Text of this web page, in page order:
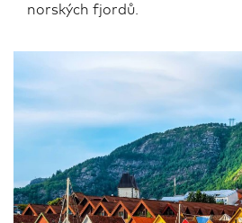
norských fjordů.